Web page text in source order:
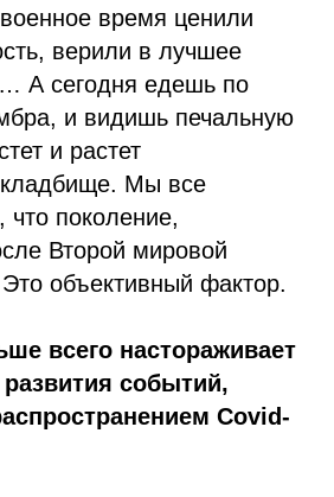
время ценили
верили в лучшее
А сегодня едешь по
и видишь печальную
и растет
Мы все
что поколение,
Второй мировой
объективный фактор.
всего настораживает
событий,
Covid-